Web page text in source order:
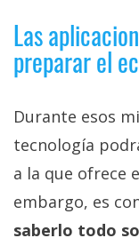
Las
preparar el
Durante esos
tecnología
a la que ofrece
embargo, es
saberlo todo